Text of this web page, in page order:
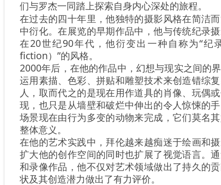
们与罗杰一同踏上探索自身内心深处的旅程。
在过去的四十年里，他独特的摄影风格在简洁
中衍化。在展览的早期作品中，他与传统纪录
在20世纪90年代，他衍变出一种自称为“纪
fiction）”的风格。
2000年后，在他的作品中，幻想与现实之间的
运用素描、色彩、拼贴和雕塑技术来创造错综
人，取而代之的是现在用作道具的肖像、玩偶
现，也只是从墙壁和破烂中伸出的令人惊悚的
场景现在由行为多变的动物来完成，它们莫名
整体意义。
在他的艺术实践中，拜伦越来越痴迷于绘画和
扩大他的创作空间的同时也扩展了视觉语言。
和录像作品，他不仅对艺术领域做出了持久的
状及其创造潜力做出了有力评价。